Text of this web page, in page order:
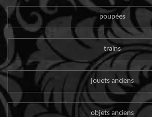
poupées
trains
jouets anciens
objets anciens